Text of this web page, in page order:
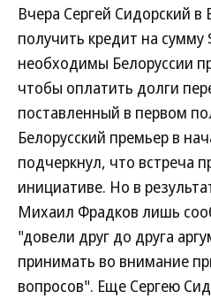
Вчера Сергей Сидорский
получить кредит на
необходимы Белоруссии
чтобы оплатить долги
поставленный в первом
Белорусский премьер в
подчеркнул, что встреча
инициативе. Но в
Михаил Фрадков лишь
"довели друг до друга
принимать во внимание
вопросов". Еще Сергею